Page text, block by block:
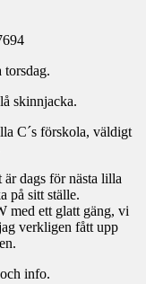
torsdag.
skinnjacka.
C´s förskola, väldigt
dags för nästa lilla
på sitt ställe.
med ett glatt gäng, vi
verkligen fått upp
info.